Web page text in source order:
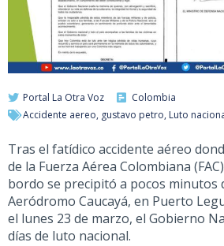
Portal La Otra Voz
Colombia
Accidente aereo, gustavo petro, Luto
Tras el fatídico accidente aéreo
de la Fuerza Aérea Colombiana
bordo se precipitó a pocos minutos
Aeródromo Caucayá, en Puerto
el lunes 23 de marzo, el Gobierno
días de luto nacional.